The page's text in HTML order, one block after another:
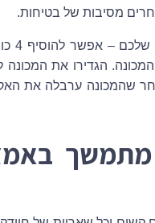
מסיבות של בטיחות.
כמות
את המכונה. הגדירו את
מתמשך